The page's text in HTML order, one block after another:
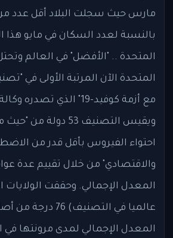
مارس حيث سجلت البلاد أقل عدد
بالنسبة لعدد السكان في مايو هذا
المتحدة .. "الأفضل" في العالم
المتحدة الآن المرتبة الأولى في
مع أزمة كوفيد-19" الذي تصدره
ويقيس التصنيف 53
احتواء الفيروس بأقل قدر من
والاقتصادي" من خلال تقييم عدة
المعدل الإجمالي. وحققت الولايات
المعدل الإجمالي لمدى مرونتها في